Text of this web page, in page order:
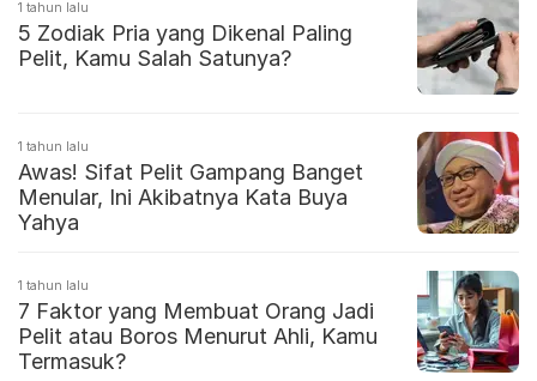
1 tahun lalu
5 Zodiak Pria yang Dikenal Paling
Pelit, Kamu Salah Satunya?
1 tahun lalu
Awas! Sifat Pelit Gampang Banget
Menular, Ini Akibatnya Kata Buya
Yahya
1 tahun lalu
7 Faktor yang Membuat Orang Jadi
Pelit atau Boros Menurut Ahli, Kamu
Termasuk?